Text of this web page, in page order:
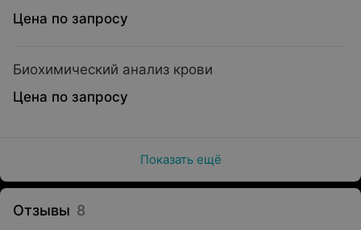
Цена по запросу
Биохимический анализ крови
Цена по запросу
Показать ещё
Отзывы 8